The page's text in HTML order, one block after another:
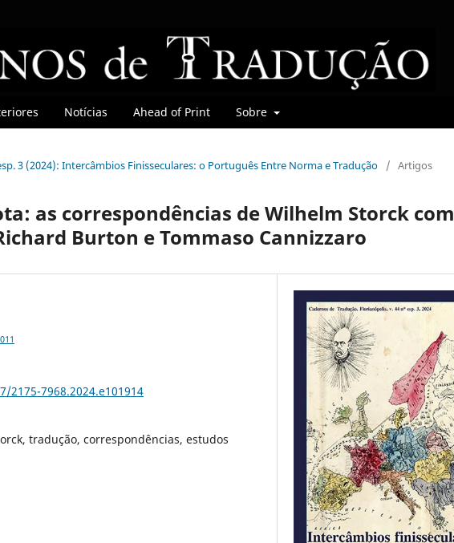
Notícias Ahead of Print Sobre
3 (2024): Intercâmbios Finisseculares: o Português Entre Norma e Tradução / Artigos
as correspondências de Wilhelm Storck com
Burton e Tommaso Cannizzaro
7968.2024.e101914
tradução, correspondências, estudos